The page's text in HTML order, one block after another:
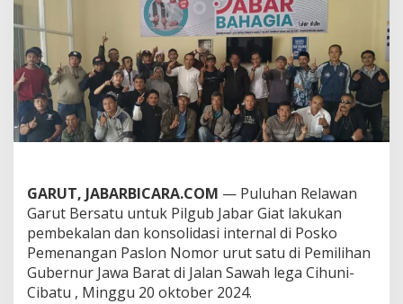
A
c
e
p
A
d
a
n
j
.
G
t
a
l
GARUT, JABARBICARA.COM — Puluhan Relawan
Garut Bersatu untuk Pilgub Jabar Giat lakukan
pembekalan dan konsolidasi internal di Posko
Pemenangan Paslon Nomor urut satu di Pemilihan
Gubernur Jawa Barat di Jalan Sawah lega Cihuni-
Cibatu , Minggu 20 oktober 2024.